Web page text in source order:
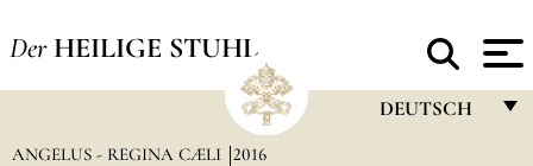
Der HEILIGE STUHL
DEUTSCH
ANGELUS - REGINA CÆLI 2016